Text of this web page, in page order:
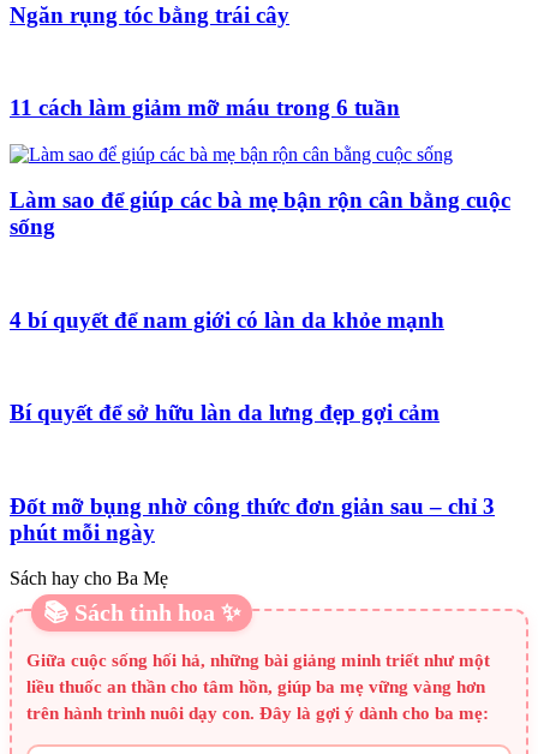
Ngăn rụng tóc bằng trái cây
11 cách làm giảm mỡ máu trong 6 tuần
Làm sao để giúp các bà mẹ bận rộn cân bằng cuộc
sống
4 bí quyết để nam giới có làn da khỏe mạnh
Bí quyết để sở hữu làn da lưng đẹp gợi cảm
Đốt mỡ bụng nhờ công thức đơn giản sau – chỉ 3
phút mỗi ngày
Sách hay cho Ba Mẹ
📚 Sách tinh hoa ✨
Giữa cuộc sống hối hả, những bài giảng minh triết như một
liều thuốc an thần cho tâm hồn, giúp ba mẹ vững vàng hơn
trên hành trình nuôi dạy con. Đây là gợi ý dành cho ba mẹ: